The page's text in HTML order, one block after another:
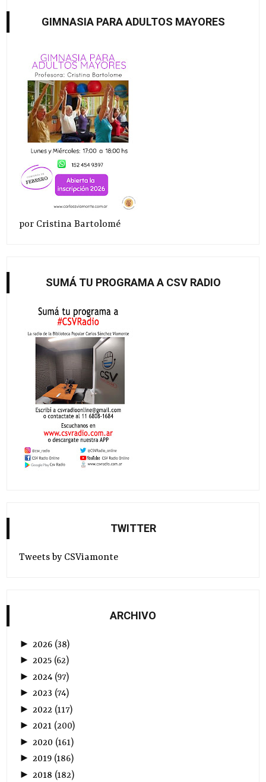
GIMNASIA PARA ADULTOS MAYORES
por Cristina Bartolomé
SUMÁ TU PROGRAMA A CSV RADIO
TWITTER
Tweets by CSViamonte
ARCHIVO
► 2026 (38)
►2025 (62)
► 2024 (97)
►2023 (74)
► 2022 (117)
►2021 (200)
► 2020 (161)
►2019 (186)
► 2018 (182)